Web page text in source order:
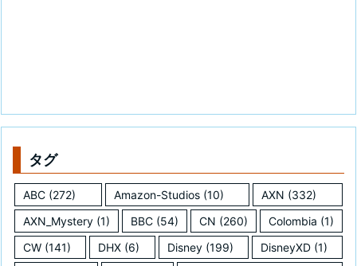
タグ
ABC (272) Amazon-Studios(10) AXN (332)
AXN_Mystery (1) BBC (54) CN (260) Colombia (1)
CW (141) DHX (6) Disney(199) DisneyXD(1)